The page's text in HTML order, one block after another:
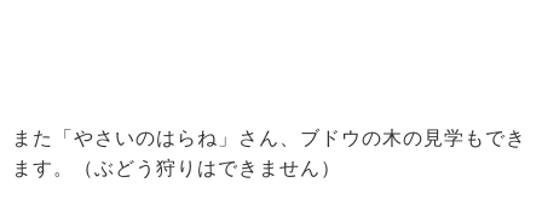
また「やさいのはらね」さん、ブドウの木の見学もでき
ます。（ぶどう狩りはできません）